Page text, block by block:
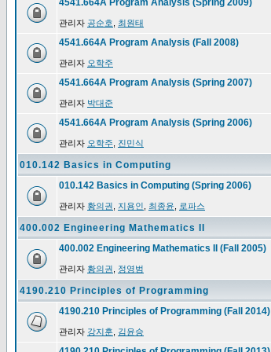
4541.664A Program Analysis (Spring 2009)
관리자 공순호 최원태
4541.664A Program Analysis (Fall 2008)
관리자 오학주
4541.664A Program Analysis (Spring 2007)
관리자 박대준
4541.664A Program Analysis (Spring 2006)
관리자 오학주 진민식
010.142 Basics in Computing
010.142 Basics in Computing (Spring 2006)
관리자 황의권 지용인 최종윤 로파스
400.002 Engineering Mathematics II
400.002 Engineering Mathematics II (Fall 2005)
관리자 황의권 정영범
4190.210 Principles of Programming
4190.210 Principles of Programming (Fall 2014)
관리자 강지훈 김윤승